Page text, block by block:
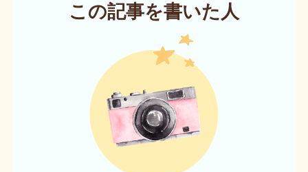
この記事を書いた人